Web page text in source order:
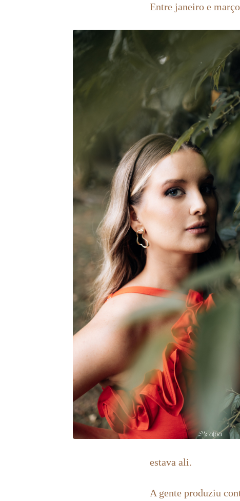
Entre janeiro e
estava ali.
A gente produziu